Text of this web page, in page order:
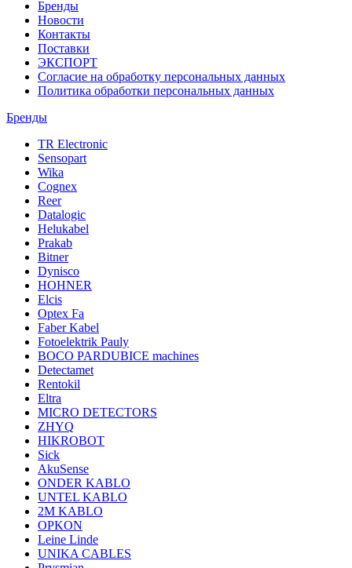
Бренды
Новости
Контакты
Поставки
ЭКСПОРТ
Согласие на обработку персональных данных
Политика обработки персональных данных
Бренды
TR Electronic
Sensopart
Wika
Cognex
Reer
Datalogic
Helukabel
Prakab
Bitner
Dynisco
HOHNER
Elcis
Optex Fa
Faber Kabel
Fotoelektrik Pauly
BOCO PARDUBICE machines
Detectamet
Rentokil
Eltra
MICRO DETECTORS
ZHYQ
HIKROBOT
Sick
AkuSense
ONDER KABLO
UNTEL KABLO
2M KABLO
OPKON
Leine Linde
UNIKA CABLES